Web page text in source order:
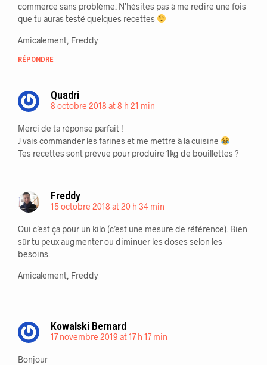
commerce sans problème. N’hésites pas à me redire une fois
que tu auras testé quelques recettes
Amicalement, Freddy
RÉPONDRE
Quadri
8 octobre 2018 at 8 h 21 min
Merci de ta réponse parfait !
J vais commander les farines et me mettre à la cuisine
Tes recettes sont prévue pour produire 1kg de bouillettes ?
Freddy
15 octobre 2018 at 20 h 34 min
Oui c’est ça pour un kilo (c’est une mesure de référence). Bien
sûr tu peux augmenter ou diminuer les doses selon les
besoins.
Amicalement, Freddy
Kowalski Bernard
17 novembre 2019 at 17 h 17 min
Bonjour